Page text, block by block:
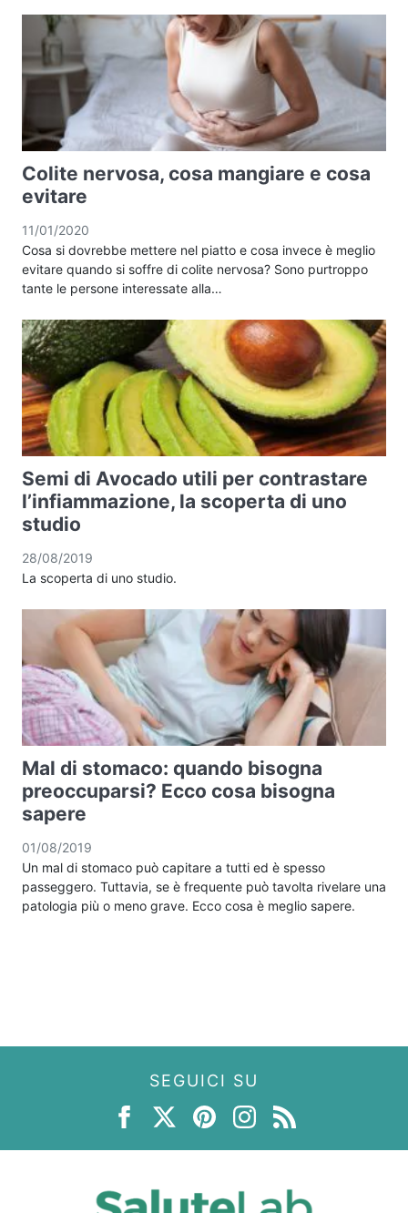
Colite nervosa, cosa mangiare e cosa
evitare
11/01/2020
Cosa si dovrebbe mettere nel piatto e cosa invece è meglio
evitare quando si soffre di colite nervosa? Sono purtroppo
tante le persone interessate alla…
Semi di Avocado utili per contrastare
l’infiammazione, la scoperta di uno
studio
28/08/2019
La scoperta di uno studio.
Mal di stomaco: quando bisogna
preoccuparsi? Ecco cosa bisogna
sapere
01/08/2019
Un mal di stomaco può capitare a tutti ed è spesso
passeggero. Tuttavia, se è frequente può tavolta rivelare una
patologia più o meno grave. Ecco cosa è meglio sapere.
SEGUICI SU